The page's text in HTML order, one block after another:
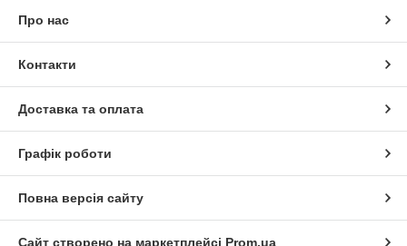
Про нас
Контакти
Доставка та оплата
Графік роботи
Повна версія сайту
Сайт створено на маркетплейсі Prom.ua